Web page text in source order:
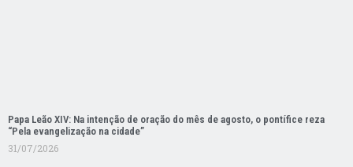
Papa Leão XIV: Na intenção de oração do mês de agosto, o pontífice reza
“Pela evangelização na cidade”
31/07/2026